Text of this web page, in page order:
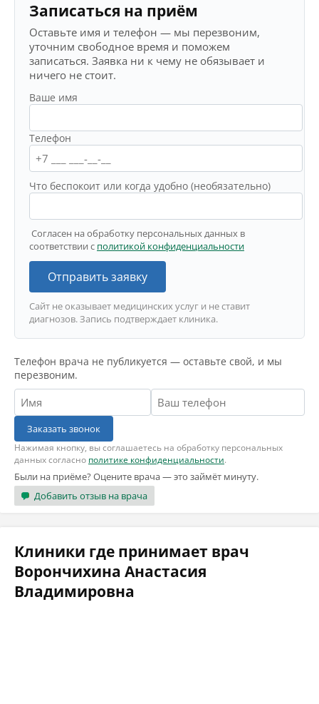
Записаться на приём
Оставьте имя и телефон — мы перезвоним,
уточним свободное время и поможем
записаться. Заявка ни к чему не обязывает и
ничего не стоит.
Ваше имя
Телефон
Что беспокоит или когда удобно (необязательно)
Согласен на обработку персональных данных в
соответствии с политикой конфиденциальности
Отправить заявку
Сайт не оказывает медицинских услуг и не ставит
диагнозов. Запись подтверждает клиника.
Телефон врача не публикуется — оставьте свой, и мы
перезвоним.
Заказать звонок
Нажимая кнопку, вы соглашаетесь на обработку персональных
данных согласно политике конфиденциальности.
Были на приёме? Оцените врача — это займёт минуту.
Добавить отзыв на врача
Клиники где принимает врач
Ворончихина Анастасия
Владимировна